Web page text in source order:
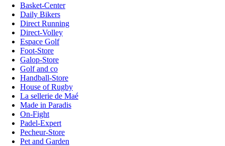
Basket-Center
Daily Bikers
Direct Running
Direct-Volley
Espace Golf
Foot-Store
Galop-Store
Golf and co
Handball-Store
House of Rugby
La sellerie de Maé
Made in Paradis
On-Fight
Padel-Expert
Pecheur-Store
Pet and Garden